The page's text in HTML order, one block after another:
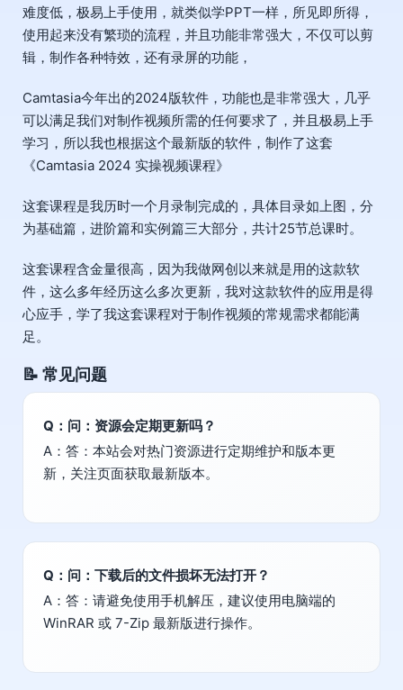
难度低，极易上手使用，就类似学PPT一样，所见即所得，
使用起来没有繁琐的流程，并且功能非常强大，不仅可以剪
辑，制作各种特效，还有录屏的功能，
Camtasia今年出的2024版软件，功能也是非常强大，几乎
可以满足我们对制作视频所需的任何要求了，并且极易上手
学习，所以我也根据这个最新版的软件，制作了这套
《Camtasia 2024 实操视频课程》
这套课程是我历时一个月录制完成的，具体目录如上图，分
为基础篇，进阶篇和实例篇三大部分，共计25节总课时。
这套课程含金量很高，因为我做网创以来就是用的这款软
件，这么多年经历这么多次更新，我对这款软件的应用是得
心应手，学了我这套课程对于制作视频的常规需求都能满
足。
📝 常见问题
Q：问：资源会定期更新吗？
A：答：本站会对热门资源进行定期维护和版本更
新，关注页面获取最新版本。
Q：问：下载后的文件损坏无法打开？
A：答：请避免使用手机解压，建议使用电脑端的
WinRAR 或 7-Zip 最新版进行操作。